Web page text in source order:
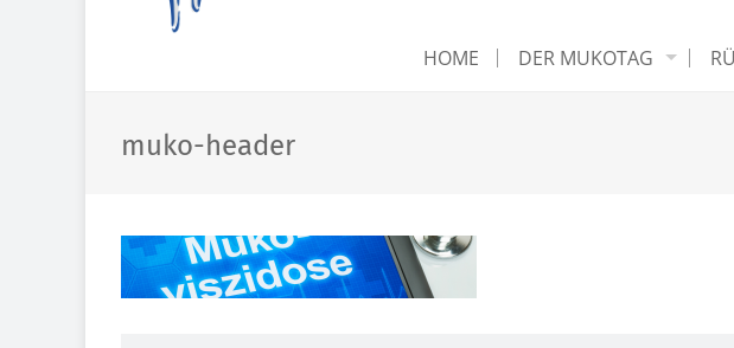
HOME DER MUKOTAG
muko-header